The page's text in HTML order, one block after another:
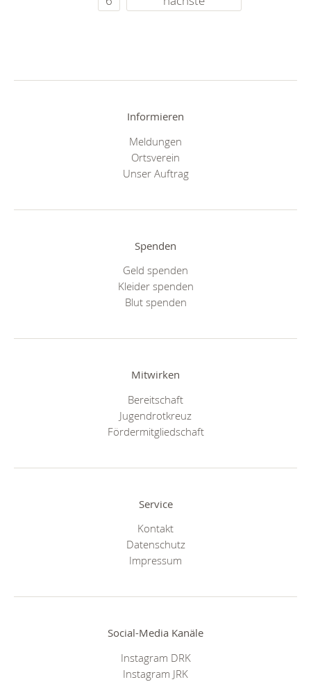
Informieren
Meldungen
Ortsverein
Unser Auftrag
Spenden
Geld spenden
Kleider spenden
Blut spenden
Mitwirken
Bereitschaft
Jugendrotkreuz
Fördermitgliedschaft
Service
Kontakt
Datenschutz
Impressum
Social-Media Kanäle
Instagram DRK
Instagram JRK